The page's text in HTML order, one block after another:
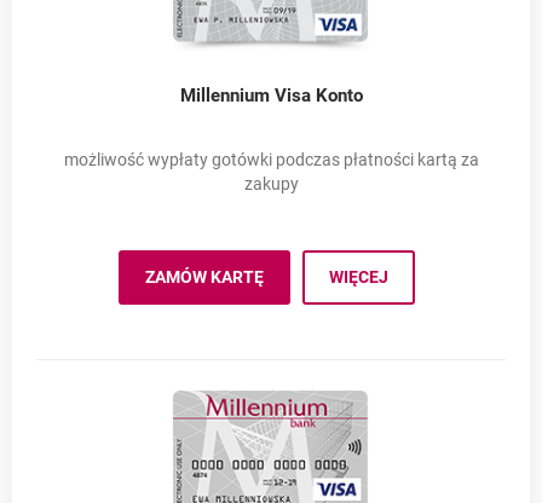
Millennium Visa Konto
możliwość wypłaty gotówki podczas płatności kartą za
zakupy
ZAMÓW KARTĘMILLENNIUM VISA KONTO
OTWIERA SIĘ W NOWEJ KARCIE
WIĘCEJ